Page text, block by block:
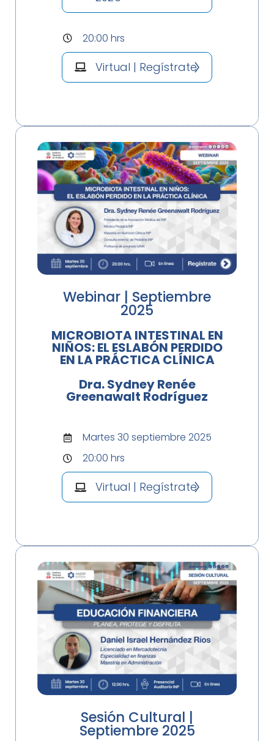
20:00 hrs
Virtual | Regístrate
Webinar | Septiembre
2025
MICROBIOTA INTESTINAL EN
NIÑOS: EL ESLABÓN PERDIDO
EN LA PRÁCTICA CLÍNICA
Dra. Sydney Renée
Greenawalt Rodríguez
Martes 30 septiembre 2025
20:00 hrs
Virtual | Regístrate
Sesión Cultural |
Septiembre 2025